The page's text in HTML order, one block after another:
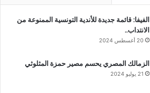
الفيفا: قائمة جديدة للأندية التونسية الممنوعة من
الانتداب..
20 أغسطس 2024
الزمالك المصري يحسم مصير حمزة المثلوثي
21 يوليو 2024